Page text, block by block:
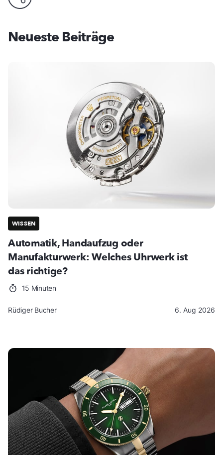
Neueste Beiträge
WISSEN
Automatik, Handaufzug oder
Manufakturwerk: Welches Uhrwerk ist
das richtige?
15 Minuten
Rüdiger Bucher 6. Aug 2026